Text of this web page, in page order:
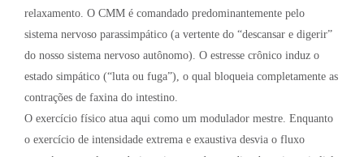
relaxamento. O CMM é comandado predominantemente pelo
sistema nervoso parassimpático (a vertente do “descansar e digerir”
do nosso sistema nervoso autônomo). O estresse crônico induz o
estado simpático (“luta ou fuga”), o qual bloqueia completamente as
contrações de faxina do intestino.
O exercício físico atua aqui como um modulador mestre. Enquanto
o exercício de intensidade extrema e exaustiva desvia o fluxo